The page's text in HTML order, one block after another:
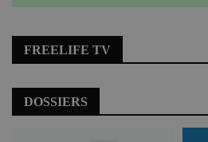
FREELIFE TV
DOSSIERS